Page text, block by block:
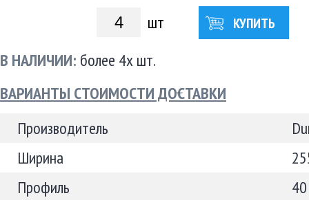
шт КУПИТЬ
В НАЛИЧИИ: более 4х шт.
ВАРИАНТЫ СТОИМОСТИ ДОСТАВКИ
Производитель
Ширина
Профиль
40